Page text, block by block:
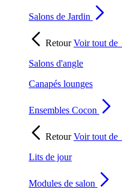
Salons de Jardin
RetourVoir tout de
Salons d'angle
Canapés lounges
Ensembles Cocon
RetourVoir tout de
Lits de jour
Modules de salon